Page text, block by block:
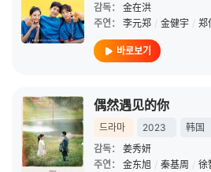
감독：
金在洪
주연：
李元郑 / 金健宇 / 郑
바로보기
偶然遇见的你
드라마 2023
韩国
감독：
姜秀妍
주연：
金东旭 / 秦基周 / 徐